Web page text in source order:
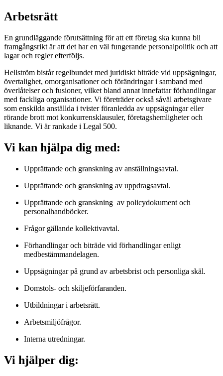
Arbetsrätt
En grundläggande förutsättning för att ett företag ska kunna bli
framgångsrikt är att det har en väl fungerande personalpolitik och att
lagar och regler efterföljs.
Hellström bistår regelbundet med juridiskt biträde vid uppsägningar,
övertalighet, omorganisationer och förändringar i samband med
överlåtelser och fusioner, vilket bland annat innefattar förhandlingar
med fackliga organisationer. Vi företräder också såväl arbetsgivare
som enskilda anställda i tvister föranledda av uppsägningar eller
rörande brott mot konkurrensklausuler, företagshemligheter och
liknande. Vi är rankade i Legal 500.
Vi kan hjälpa dig med:
Upprättande och granskning av anställningsavtal.
Upprättande och granskning av uppdragsavtal.
Upprättande och granskning av policydokument och
personalhandböcker.
Frågor gällande kollektivavtal.
Förhandlingar och biträde vid förhandlingar enligt
medbestämmandelagen.
Uppsägningar på grund av arbetsbrist och personliga skäl.
Domstols- och skiljeförfaranden.
Utbildningar i arbetsrätt.
Arbetsmiljöfrågor.
Interna utredningar.
Vi hjälper dig: